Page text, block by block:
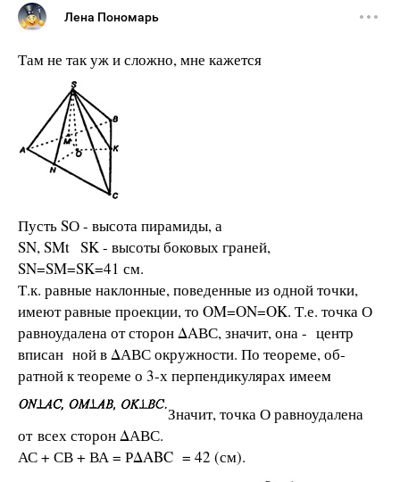
Лена Пономарь
Там не так уж и сложно, мне кажется
Пусть SО - высота пирамиды, а
SN, SMt SK - высоты боковых граней,
SN=SM=SK=41 см.
Т.к. равные наклонные, поведенные из одной точки,
имеют равные проекции, то OM=ON=OK. Т.е. точка О
равноудалена от сторон ΔAВС, значит, она - центр
вписан­ ной в ΔАВС окружности. По теореме, об­
ратной к теореме о 3-х перпендикулярах имеем
Значит, точка О равноудалена
от всех сторон ΔАВС.
АС + СВ + ВА = РΔABC = 42 (см).